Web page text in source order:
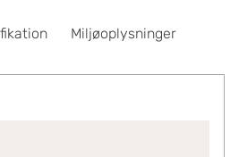
Miljøoplysninger